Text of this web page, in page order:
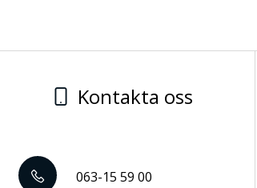
Kontakta oss
063-15 59 00